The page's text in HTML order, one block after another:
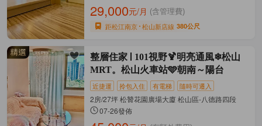
29,000元/月 (含管理費)
距松江南京 松山新店線 380公尺
整層住家
101視野🍹明亮通風❄松山
MRT。松山火車站🩵朝南～陽台
近捷運 拎包入住 有電梯 隨時可遷入
2房/27坪 松贊花園廣場大廈 松山區-八德路四段
07-26發佈